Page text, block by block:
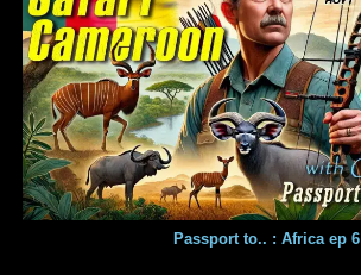
Passport to.. : Africa ep 6